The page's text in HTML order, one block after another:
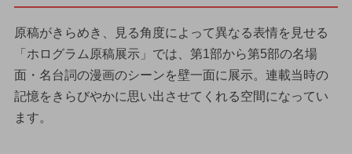
原稿がきらめき、見る角度によって異なる表情を見せる
「ホログラム原稿展示」では、第1部から第5部の名場
面・名台詞の漫画のシーンを壁一面に展示。連載当時の
記憶をきらびやかに思い出させてくれる空間になってい
ます。